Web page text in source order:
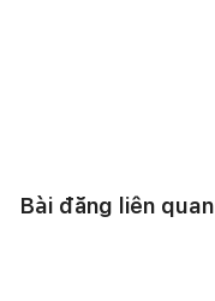
Bài đăng liên quan